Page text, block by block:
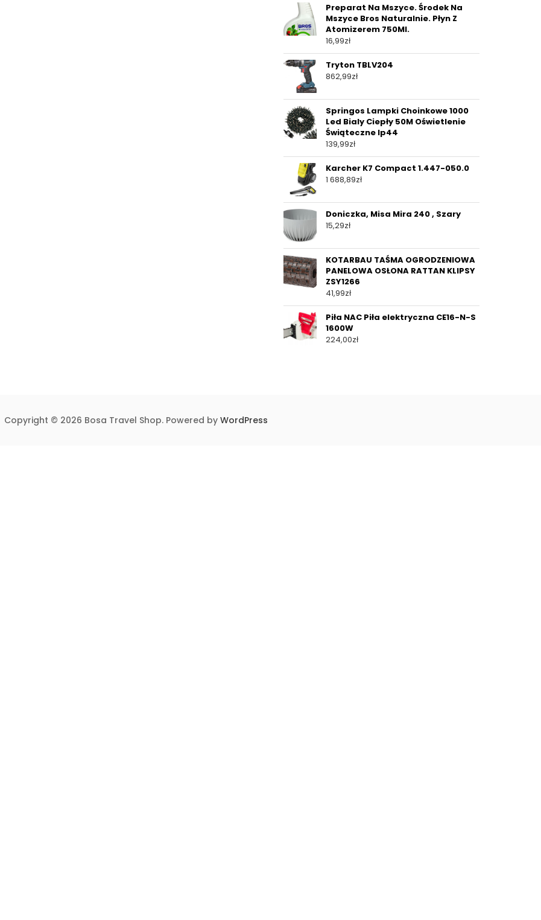
Preparat Na Mszyce. Środek Na
Mszyce Bros Naturalnie. Płyn Z
Atomizerem 750Ml.
16,99zł
Tryton TBLV204
862,99zł
Springos Lampki Choinkowe 1000
Led Bialy Ciepły 50M Oświetlenie
Świąteczne Ip44
139,99zł
Karcher K7 Compact 1.447-050.0
1 688,89zł
Doniczka, Misa Mira 240 , Szary
15,29zł
KOTARBAU TAŚMA OGRODZENIOWA
PANELOWA OSŁONA RATTAN KLIPSY
ZSY1266
41,99zł
Piła NAC Piła elektryczna CE16-N-S
1600W
224,00zł
Copyright © 2026 Bosa Travel Shop. Powered by WordPress